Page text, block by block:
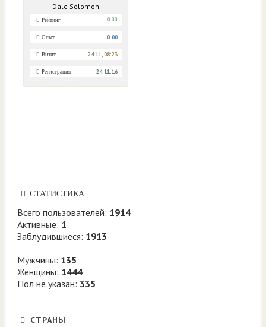
Dale Solomon
Рейтинг 0.00
Опыт 0.00
Визит 24.11, 08:23
Регистрация 24.11.16
СТАТИСТИКА
Всего пользователей: 1914
Активные: 1
Заблудившиеся: 1913
Мужчины: 135
Женщины: 1444
Пол не указан: 335
СТРАНЫ